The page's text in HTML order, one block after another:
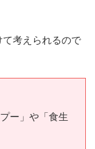
考えられるので
ー」や「食生